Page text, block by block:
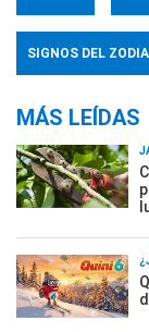
SIGNOS DEL
MÁS LEÍDAS